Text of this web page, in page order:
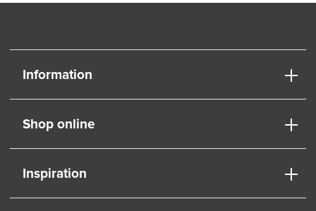
Information
Shop online
Inspiration